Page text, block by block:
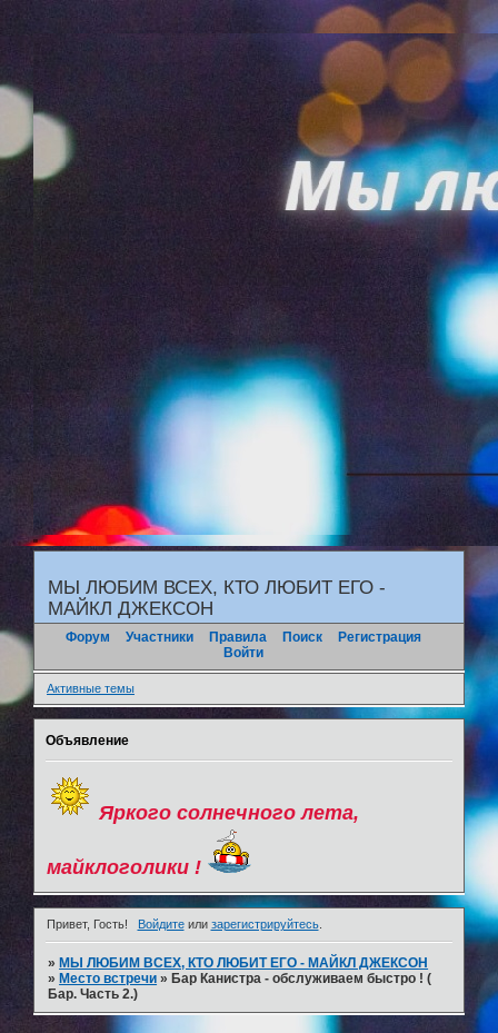
"
МЫ ЛЮБИМ ВСЕХ, КТО ЛЮБИТ ЕГО -
МАЙКЛ ДЖЕКСОН
Форум Участники Правила Поиск
Регистрация
Войти
Активные темы
Объявление
Яркого солнечного лета,
майклоголики !
Привет, Гость! Войдитеили зарегистрируйтесь.
»МЫ ЛЮБИМ ВСЕХ, КТО ЛЮБИТ ЕГО - МАЙКЛ ДЖЕКСОН
»Место встречи »Бар Канистра - обслуживаем быстро ! (
Бар. Часть 2.)